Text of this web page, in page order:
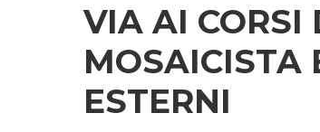
VIA AI CORSI
MOSAICISTA
ESTERNI